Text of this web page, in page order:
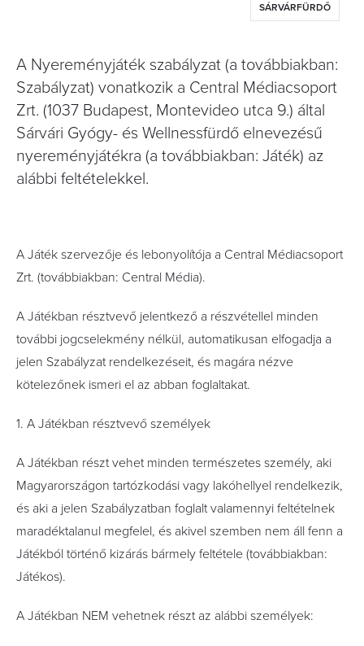
SÁRVÁRFÜRDŐ
A Nyereményjáték szabályzat (a továbbiakban:
Szabályzat) vonatkozik a Central Médiacsoport
Zrt. (1037 Budapest, Montevideo utca 9.) által
Sárvári Gyógy- és Wellnessfürdő elnevezésű
nyereményjátékra (a továbbiakban: Játék) az
alábbi feltételekkel.
A Játék szervezője és lebonyolítója a Central Médiacsoport
Zrt. (továbbiakban: Central Média).
A Játékban résztvevő jelentkező a részvétellel minden
további jogcselekmény nélkül, automatikusan elfogadja a
jelen Szabályzat rendelkezéseit, és magára nézve
kötelezőnek ismeri el az abban foglaltakat.
1. A Játékban résztvevő személyek
A Játékban részt vehet minden természetes személy, aki
Magyarországon tartózkodási vagy lakóhellyel rendelkezik,
és aki a jelen Szabályzatban foglalt valamennyi feltételnek
maradéktalanul megfelel, és akivel szemben nem áll fenn a
Játékból történő kizárás bármely feltétele (továbbiakban:
Játékos).
A Játékban NEM vehetnek részt az alábbi személyek: